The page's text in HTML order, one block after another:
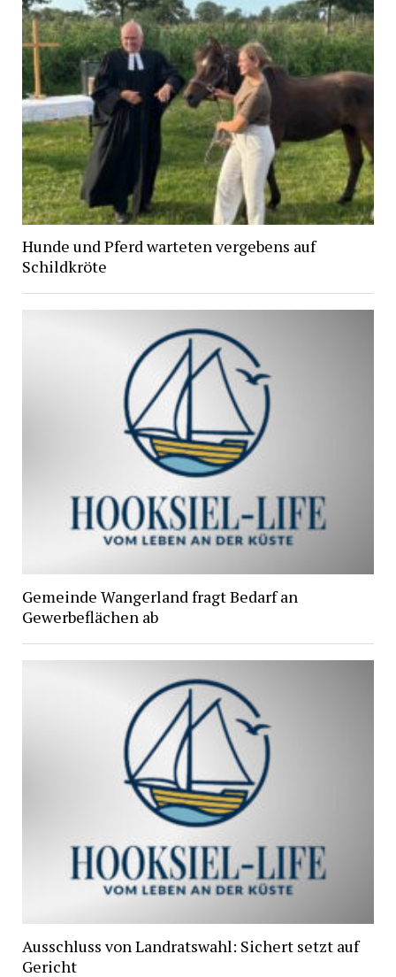
Hunde und Pferd warteten vergebens auf
Schildkröte
Gemeinde Wangerland fragt Bedarf an
Gewerbeflächen ab
Ausschluss von Landratswahl: Sichert setzt auf
Gericht